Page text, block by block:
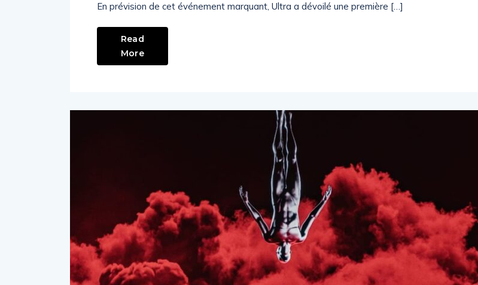
En prévision de cet événement marquant, Ultra a dévoilé une première […]
Read
More